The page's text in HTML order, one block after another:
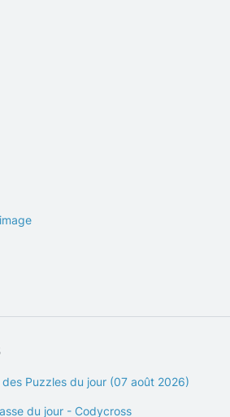
Puzzles du jour (07 août 2026)
du jour - Codycross